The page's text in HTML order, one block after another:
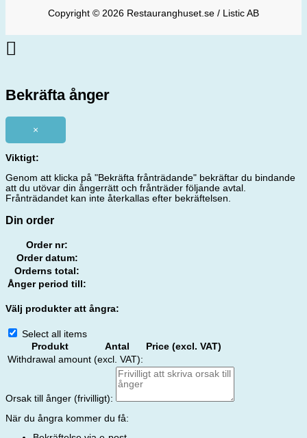
Copyright © 2026 Restauranghuset.se / Listic AB
Bekräfta ånger
×
Viktigt:
Genom att klicka på "Bekräfta frånträdande" bekräftar du bindande
att du utövar din ångerrätt och frånträder följande avtal.
Frånträdandet kan inte återkallas efter bekräftelsen.
Din order
Order nr:
Order datum:
Orderns total:
Ånger period till:
Välj produkter att ångra:
Select all items
Produkt
Antal
Price (excl. VAT)
Withdrawal amount (excl. VAT):
Orsak till ånger (frivilligt):
När du ångra kommer du få: